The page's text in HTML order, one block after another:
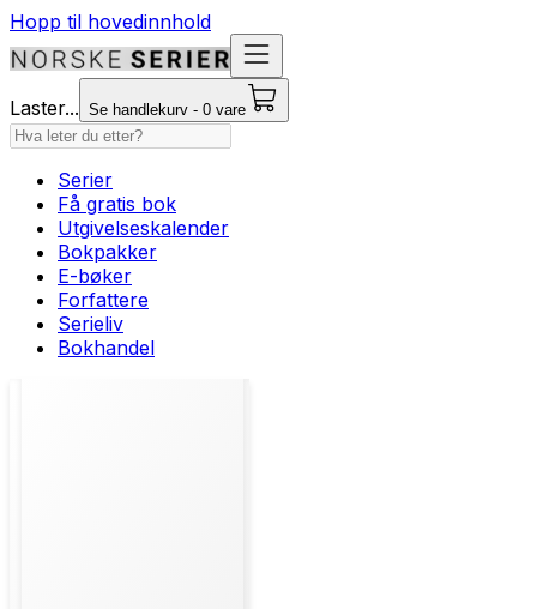
Hopp til hovedinnhold
Laster... Se handlekurv - 0 vare
Serier
Få gratis bok
Utgivelseskalender
Bokpakker
E-bøker
Forfattere
Serieliv
Bokhandel